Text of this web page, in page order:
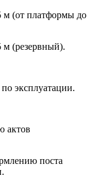
м (от платформы до
м (резервный).
эксплуатации.
актов
поста